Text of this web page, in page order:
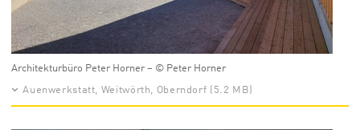
Architekturbüro Peter Horner – © Peter Horner
Auenwerkstatt, Weitwörth, Oberndorf (5.2 MB)